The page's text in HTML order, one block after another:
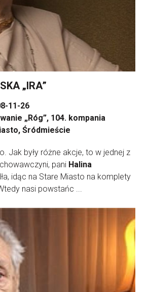
„IRA”
11-26
„Róg”, 104. kompania
Śródmieście
Jak były różne akcje, to w jednej z
pani Halina
idąc na Stare Miasto na komplety
nasi powstańc ...